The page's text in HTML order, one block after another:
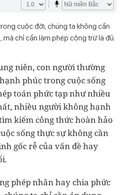
cuộc đời, chúng ta không cần
chỉ cần làm phép cộng trừ là đủ.
niên, con người thường
phúc trong cuộc sống
toán phức tạp như nhiều
nhiều người không hạnh
kiếm công thức hoàn hảo
sống thực sự không cần
gốc rễ của vấn đề hay
phép nhân hay chia phức